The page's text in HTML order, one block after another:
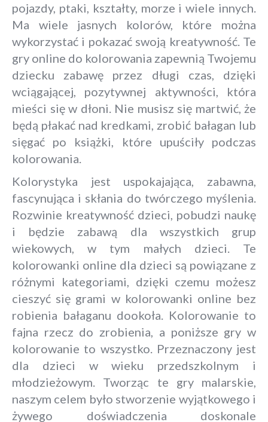
pojazdy, ptaki, kształty, morze i wiele innych.
Ma wiele jasnych kolorów, które można
wykorzystać i pokazać swoją kreatywność. Te
gry online do kolorowania zapewnią Twojemu
dziecku zabawę przez długi czas, dzięki
wciągającej, pozytywnej aktywności, która
mieści się w dłoni. Nie musisz się martwić, że
będą płakać nad kredkami, zrobić bałagan lub
sięgać po książki, które upuściły podczas
kolorowania.
Kolorystyka jest uspokajająca, zabawna,
fascynująca i skłania do twórczego myślenia.
Rozwinie kreatywność dzieci, pobudzi naukę
i będzie zabawą dla wszystkich grup
wiekowych, w tym małych dzieci. Te
kolorowanki online dla dzieci są powiązane z
różnymi kategoriami, dzięki czemu możesz
cieszyć się grami w kolorowanki online bez
robienia bałaganu dookoła. Kolorowanie to
fajna rzecz do zrobienia, a poniższe gry w
kolorowanie to wszystko. Przeznaczony jest
dla dzieci w wieku przedszkolnym i
młodzieżowym. Tworząc te gry malarskie,
naszym celem było stworzenie wyjątkowego i
żywego doświadczenia doskonale